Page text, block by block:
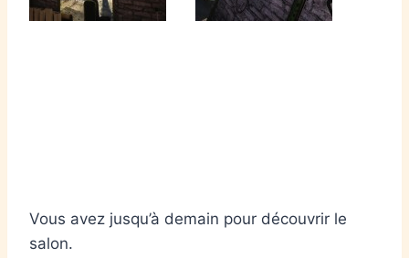
Vous avez jusqu’à demain pour découvrir le
salon.